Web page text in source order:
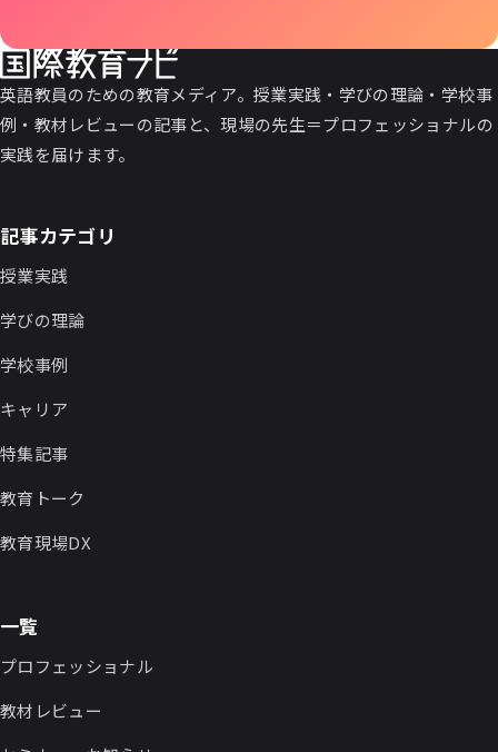
英語教員のための教育メディア。授業実践・学びの理論・学校事
例・教材レビューの記事と、現場の先生＝プロフェッショナルの
実践を届けます。
記事カテゴリ
授業実践
学びの理論
学校事例
キャリア
特集記事
教育トーク
教育現場DX
一覧
プロフェッショナル
教材レビュー